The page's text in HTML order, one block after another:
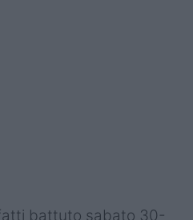
battuto sabato 30-